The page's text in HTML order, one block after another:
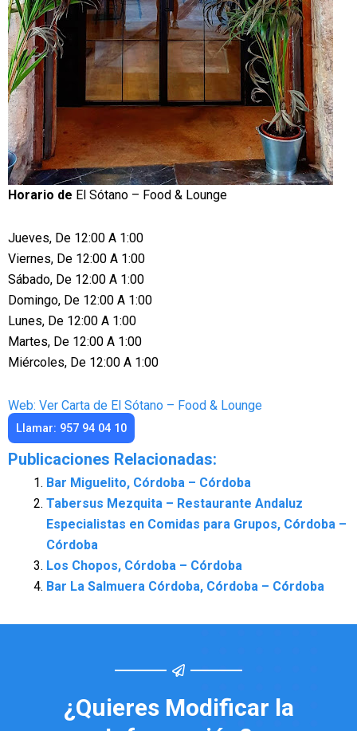
Horario de El Sótano – Food & Lounge
Jueves, De 12:00 A 1:00
Viernes, De 12:00 A 1:00
Sábado, De 12:00 A 1:00
Domingo, De 12:00 A 1:00
Lunes, De 12:00 A 1:00
Martes, De 12:00 A 1:00
Miércoles, De 12:00 A 1:00
Web: Ver Carta de El Sótano – Food & Lounge
Llamar: 957 94 04 10
Publicaciones Relacionadas:
Bar Miguelito, Córdoba – Córdoba
Tabersus Mezquita – Restaurante Andaluz
Especialistas en Comidas para Grupos, Córdoba –
Córdoba
Los Chopos, Córdoba – Córdoba
Bar La Salmuera Córdoba, Córdoba – Córdoba
¿Quieres Modificar la